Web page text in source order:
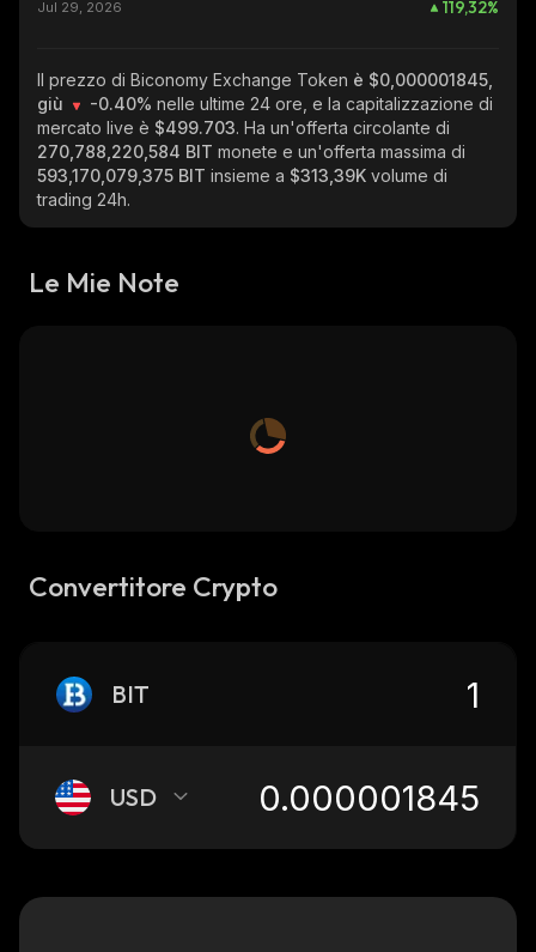
Jul 29, 2026 119,32%
Il prezzo di Biconomy Exchange Token è $0,000001845,
giù
-0.40% nelle ultime 24 ore, e la capitalizzazione di
mercato live è $499.703. Ha un'offerta circolante di
270,788,220,584 BIT monete e un'offerta massima di
593,170,079,375 BIT insieme a $313,39K volume di
trading 24h.
Le Mie Note
Convertitore Crypto
BIT
USD